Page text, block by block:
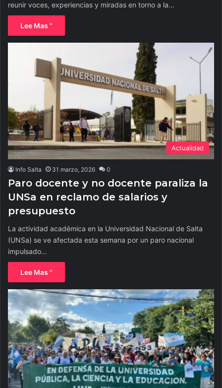
reunir voces, experiencias y miradas en torno a la…
Lee Mas "
Actualidad
Info Salta 31 marzo, 2026 0
Paro docente y no docente paraliza la
UNSa en reclamo de salarios y
presupuesto
La actividad académica en la Universidad Nacional de Salta
(UNSa) se ve afectada esta semana por un paro nacional
impulsado…
Lee Mas "